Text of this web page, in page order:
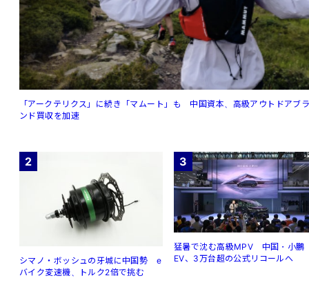
「アークテリクス」に続き「マムート」も 中国資本、高級アウトドアブ
ンド買収を加速
2
シマノ・ボッシュの牙城に中国勢 e
バイク変速機、トルク2倍で挑む
3
猛暑で沈む高級MPV 中国・小鵬
EV、3万台超の公式リコールへ